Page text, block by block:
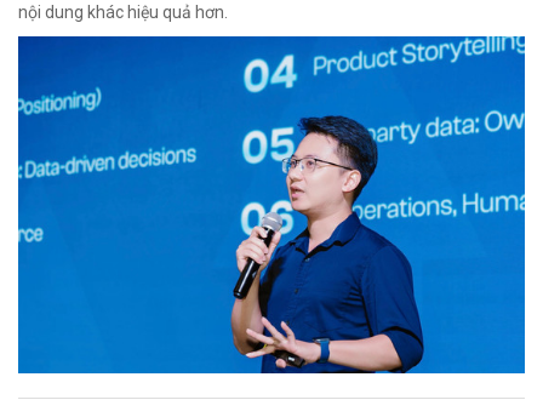
nội dung khác hiệu quả hơn.